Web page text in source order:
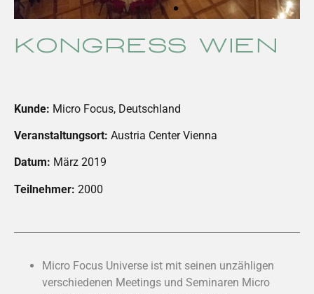
Kongress Wien
Kunde: Micro Focus, Deutschland
Veranstaltungsort: Austria Center Vienna
Datum: März 2019
Teilnehmer: 2000
Micro Focus Universe ist mit seinen unzähligen
verschiedenen Meetings und Seminaren Micro